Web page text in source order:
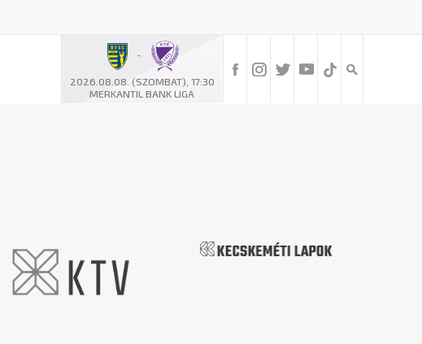
-
2026.08.08. (SZOMBAT), 17:30
MERKANTIL BANK LIGA